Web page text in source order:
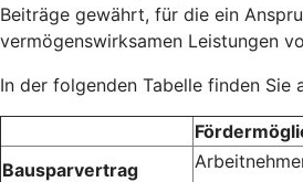
Beiträge gewährt, für die ein
vermögenswirksamen Leistungen
In der folgenden Tabelle finden Sie
Bausparvertrag